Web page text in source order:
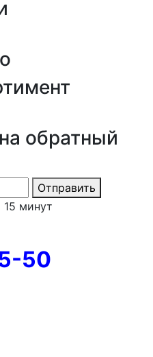
обратный
Отправить
минут
50